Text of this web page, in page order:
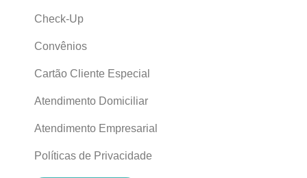
Check-Up
Convênios
Cartão Cliente Especial
Atendimento Domiciliar
Atendimento Empresarial
Políticas de Privacidade